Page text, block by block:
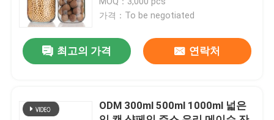
유리 병
유리 컵
가격：To be negotiated
최고의 가격 연락처
ODM 300ml 500ml 1000ml 넓은